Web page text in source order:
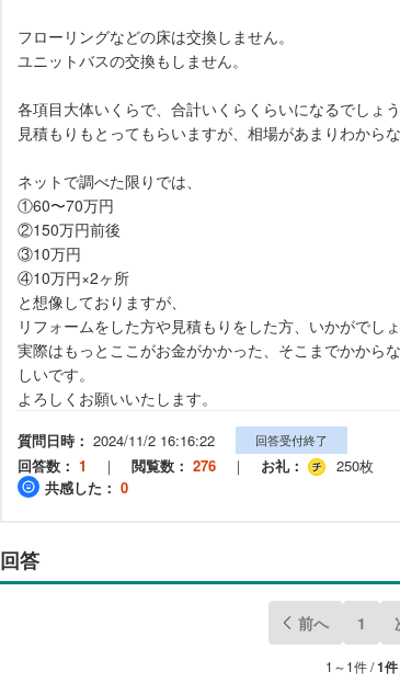
フローリングなどの床は交換しません。
ユニットバスの交換もしません。
各項目大体いくらで、合計いくらくらいになるでしょ
見積もりもとってもらいますが、相場があまりわから
ネットで調べた限りでは、
①60〜70万円
②150万円前後
③10万円
④10万円×2ヶ所
と想像しておりますが、
リフォームをした方や見積もりをした方、いかがでしょ
実際はもっとここがお金がかかった、そこまでかから
しいです。
よろしくお願いいたします。
質問日時： 2024/11/2 16:16:22 回答受付終了
回答数： 1 ｜ 閲覧数： 276 ｜ お礼：
250枚
共感した： 0
回答
前へ 1
1～1件 /1件